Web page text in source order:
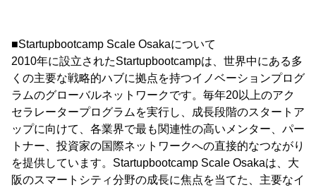
■Startupbootcamp Scale Osakaについて
2010年に設立されたStartupbootcampは、世界中にある多
くの主要な戦略的ハブに拠点を持つイノベーションプログ
ラムのグローバルネットワークです。毎年20以上のアク
セラレータープログラムを実行し、成長段階のスタートア
ップに向けて、各業界で最も関連性の高いメンター、パー
トナー、投資家の国際ネットワークへの直接的なつながり
を提供しています。Startupbootcamp Scale Osakaは、大
阪のスマートシティ分野の成長に焦点を当てた、主要なイ